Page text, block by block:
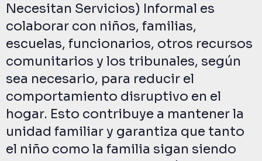
Necesitan Servicios) Informal es
colaborar con niños, familias,
escuelas, funcionarios, otros recursos
comunitarios y los tribunales, según
sea necesario, para reducir el
comportamiento disruptivo en el
hogar. Esto contribuye a mantener la
unidad familiar y garantiza que tanto
el niño como la familia sigan siendo